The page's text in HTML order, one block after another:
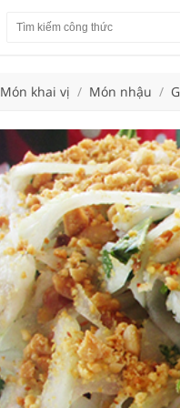
Món khai vị / Món nhậu /